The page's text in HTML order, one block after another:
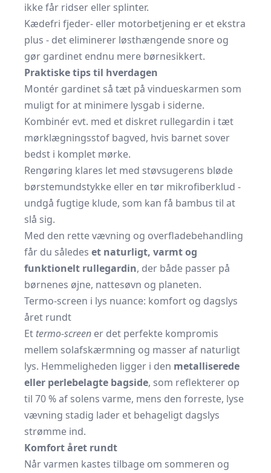
ikke får ridser eller splinter.
Kædefri fjeder- eller motorbetjening er et ekstra
plus - det eliminerer løsthængende snore og
gør gardinet endnu mere børnesikkert.
Praktiske tips til hverdagen
Montér gardinet så tæt på vindueskarmen som
muligt for at minimere lysgab i siderne.
Kombinér evt. med et diskret rullegardin i tæt
mørklægningsstof bagved, hvis barnet sover
bedst i komplet mørke.
Rengøring klares let med støvsugerens bløde
børstemundstykke eller en tør mikrofiberklud -
undgå fugtige klude, som kan få bambus til at
slå sig.
Med den rette vævning og overfladebehandling
får du således et naturligt, varmt og
funktionelt rullegardin, der både passer på
børnenes øjne, nattesøvn og planeten.
Termo-screen i lys nuance: komfort og dagslys
året rundt
Et termo-screen er det perfekte kompromis
mellem solafskærmning og masser af naturligt
lys. Hemmeligheden ligger i den metalliserede
eller perlebelagte bagside, som reflekterer op
til 70 % af solens varme, mens den forreste, lyse
vævning stadig lader et behageligt dagslys
strømme ind.
Komfort året rundt
Når varmen kastes tilbage om sommeren og